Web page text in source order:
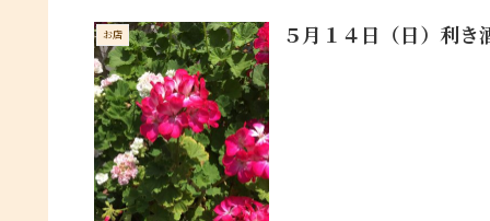
お店 ５月１４日（日）利き